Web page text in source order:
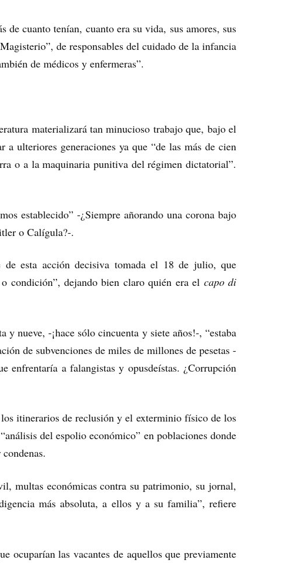
de cuanto tenían, cuanto era su vida, sus amores, sus
de responsables del cuidado de la infancia
de médicos y enfermeras”.
materializará tan minucioso trabajo que, bajo el
ulteriores generaciones ya que “de las más de cien
o a la maquinaria punitiva del régimen dictatorial”.
establecido” -¿Siempre añorando una corona bajo
o Calígula?-.
de esta acción decisiva tomada el 18 de julio, que
condición”, dejando bien claro quién era el capo di
nueve, -¡hace sólo cincuenta y siete años!-, “estaba
de subvenciones de miles de millones de pesetas -
enfrentaría a falangistas y opusdeístas. ¿Corrupción
itinerarios de reclusión y el exterminio físico de los
del espolio económico” en poblaciones donde
multas económicas contra su patrimonio, su jornal,
más absoluta, a ellos y a su familia”, refiere
ocuparían las vacantes de aquellos que previamente